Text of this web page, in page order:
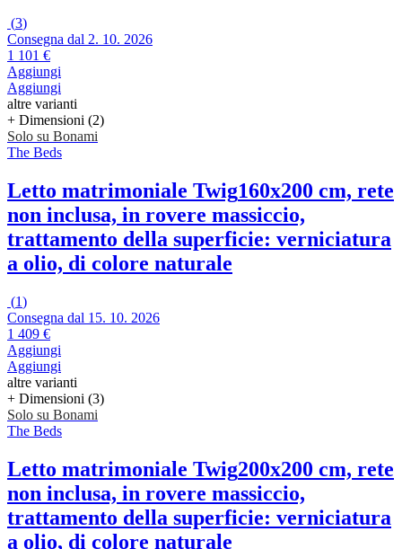
(3)
Consegna dal 2. 10. 2026
1 101 €
Aggiungi
Aggiungi
altre varianti
+ Dimensioni (2)
Solo su Bonami
The Beds
Letto matrimoniale Twig160x200 cm, rete
non inclusa, in rovere massiccio,
trattamento della superficie: verniciatura
a olio, di colore naturale
(1)
Consegna dal 15. 10. 2026
1 409 €
Aggiungi
Aggiungi
altre varianti
+ Dimensioni (3)
Solo su Bonami
The Beds
Letto matrimoniale Twig200x200 cm, rete
non inclusa, in rovere massiccio,
trattamento della superficie: verniciatura
a olio, di colore naturale